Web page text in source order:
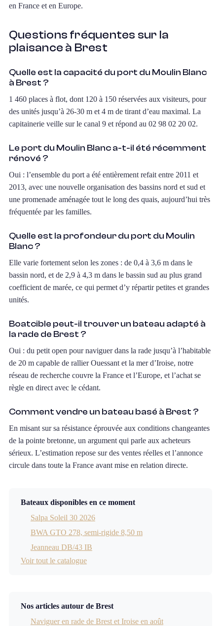
en France et en Europe.
Questions fréquentes sur la
plaisance à Brest
Quelle est la capacité du port du Moulin Blanc
à Brest ?
1 460 places à flot, dont 120 à 150 réservées aux visiteurs, pour
des unités jusqu’à 26-30 m et 4 m de tirant d’eau maximal. La
capitainerie veille sur le canal 9 et répond au 02 98 02 20 02.
Le port du Moulin Blanc a-t-il été récemment
rénové ?
Oui : l’ensemble du port a été entièrement refait entre 2011 et
2013, avec une nouvelle organisation des bassins nord et sud et
une promenade aménagée tout le long des quais, aujourd’hui très
fréquentée par les familles.
Quelle est la profondeur du port du Moulin
Blanc ?
Elle varie fortement selon les zones : de 0,4 à 3,6 m dans le
bassin nord, et de 2,9 à 4,3 m dans le bassin sud au plus grand
coefficient de marée, ce qui permet d’y répartir petites et grandes
unités.
Boatcible peut-il trouver un bateau adapté à
la rade de Brest ?
Oui : du petit open pour naviguer dans la rade jusqu’à l’habitable
de 20 m capable de rallier Ouessant et la mer d’Iroise, notre
réseau de recherche couvre la France et l’Europe, et l’achat se
règle en direct avec le cédant.
Comment vendre un bateau basé à Brest ?
En misant sur sa résistance éprouvée aux conditions changeantes
de la pointe bretonne, un argument qui parle aux acheteurs
sérieux. L’estimation repose sur des ventes réelles et l’annonce
circule dans toute la France avant mise en relation directe.
Bateaux disponibles en ce moment
Salpa Soleil 30 2026
BWA GTO 278, semi-rigide 8,50 m
Jeanneau DB/43 IB
Voir tout le catalogue
Nos articles autour de Brest
Naviguer en rade de Brest et Iroise en août